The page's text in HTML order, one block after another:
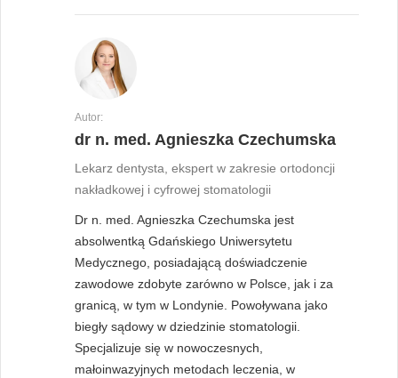
Autor:
dr n. med. Agnieszka Czechumska
Lekarz dentysta, ekspert w zakresie ortodoncji
nakładkowej i cyfrowej stomatologii
Dr n. med. Agnieszka Czechumska jest
absolwentką Gdańskiego Uniwersytetu
Medycznego, posiadającą doświadczenie
zawodowe zdobyte zarówno w Polsce, jak i za
granicą, w tym w Londynie. Powoływana jako
biegły sądowy w dziedzinie stomatologii.
Specjalizuje się w nowoczesnych,
małoinwazyjnych metodach leczenia, w